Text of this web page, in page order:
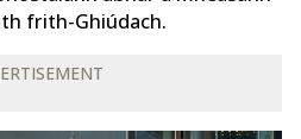
frith-Ghiúdach.